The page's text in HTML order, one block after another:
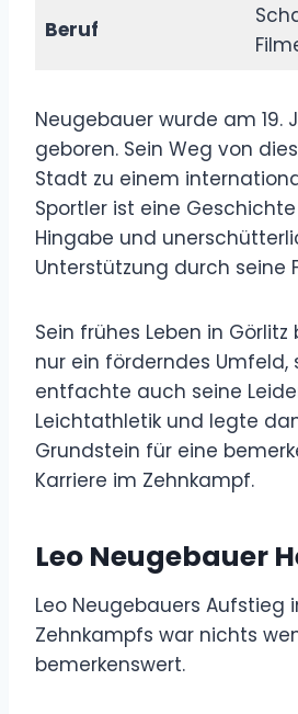
Beruf
Neugebauer wurde am 19.
geboren. Sein Weg von
Stadt zu einem
Sportler ist eine
Hingabe und
Unterstützung durch seine
Sein frühes Leben in
nur ein förderndes Umfeld,
entfachte auch seine
Leichtathletik und legte
Grundstein für eine
Karriere im Zehnkampf.
Leo Neugebauer
Leo Neugebauers Aufstieg
Zehnkampfs war nichts
bemerkenswert.